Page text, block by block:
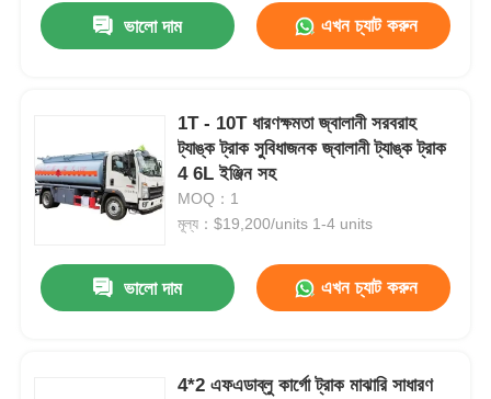
ভালো দাম এখন চ্যাট করুন
1T - 10T ধারণক্ষমতা জ্বালানী সরবরাহ
ট্যাঙ্ক ট্রাক সুবিধাজনক জ্বালানী ট্যাঙ্ক ট্রাক
4 6L ইঞ্জিন সহ
MOQ：1
মূল্য：$19,200/units 1-4 units
ভালো দাম এখন চ্যাট করুন
4*2 এফএডাব্লু কার্গো ট্রাক মাঝারি সাধারণ